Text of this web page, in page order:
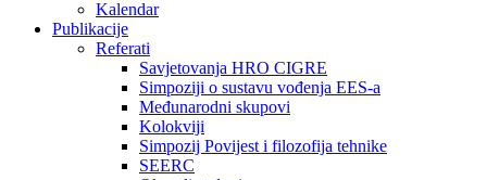
Kalendar
Publikacije
Referati
Savjetovanja HRO CIGRE
Simpoziji o sustavu vođenja EES-a
Međunarodni skupovi
Kolokviji​
Simpozij Povijest i filozofija tehnike
SEERC